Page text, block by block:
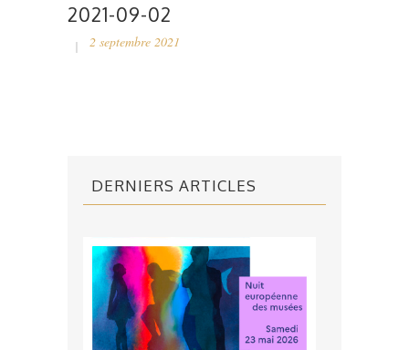
2021-09-02
2 septembre 2021
DERNIERS ARTICLES